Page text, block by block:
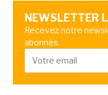
NEWSLETTER
Recevez notre
abonnés